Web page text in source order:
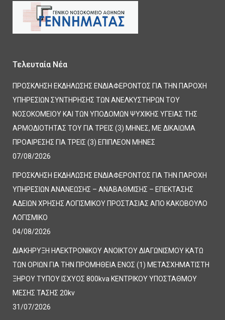
Τελευταία Νέα
ΠΡΟΣΚΛΗΣΗ ΕΚΔΗΛΩΣΗΣ ΕΝΔΙΑΦΕΡΟΝΤΟΣ ΓΙΑ ΤΗΝ ΠΑΡΟΧΗ
ΥΠΗΡΕΣΙΩΝ ΣΥΝΤΗΡΗΣΗΣ ΤΩΝ ΑΝΕΛΚΥΣΤΗΡΩΝ ΤΟΥ
ΝΟΣΟΚΟΜΕΙΟΥ ΚΑΙ ΤΩΝ ΥΠΟΔΟΜΩΝ ΨΥΧΙΚΗΣ ΥΓΕΙΑΣ ΤΗΣ
ΑΡΜΟΔΙΟΤΗΤΑΣ ΤΟΥ ΓΙΑ ΤΡΕΙΣ (3) ΜΗΝΕΣ, ΜΕ ΔΙΚΑΙΩΜΑ
ΠΡΟΑΙΡΕΣΗΣ ΓΙΑ ΤΡΕΙΣ (3) ΕΠΙΠΛΕΟΝ ΜΗΝΕΣ
07/08/2026
ΠΡΟΣΚΛΗΣΗ ΕΚΔΗΛΩΣΗΣ ΕΝΔΙΑΦΕΡΟΝΤΟΣ ΓΙΑ ΤΗΝ ΠΑΡΟΧΗ
ΥΠΗΡΕΣΙΩΝ ΑΝΑΝΕΩΣΗΣ – ΑΝΑΒΑΘΜΙΣΗΣ – ΕΠΕΚΤΑΣΗΣ
ΑΔΕΙΩΝ ΧΡΗΣΗΣ ΛΟΓΙΣΜΙΚΟΥ ΠΡΟΣΤΑΣΙΑΣ ΑΠΟ ΚΑΚΟΒΟΥΛΟ
ΛΟΓΙΣΜΙΚΟ
04/08/2026
ΔΙΑΚΗΡΥΞΗ ΗΛΕΚΤΡΟΝΙΚΟΥ ΑΝΟΙΚΤΟΥ ΔΙΑΓΩΝΙΣΜΟΥ ΚΑΤΩ
ΤΩΝ ΟΡΙΩΝ ΓΙΑ ΤΗΝ ΠΡΟΜΗΘΕΙΑ ΕΝΟΣ (1) ΜΕΤΑΣΧΗΜΑΤΙΣΤΗ
ΞΗΡΟΥ ΤΥΠΟΥ ΙΣΧΥΟΣ 800kva ΚΕΝΤΡΙΚΟΥ ΥΠΟΣΤΑΘΜΟΥ
ΜΕΣΗΣ ΤΑΣΗΣ 20kv
31/07/2026